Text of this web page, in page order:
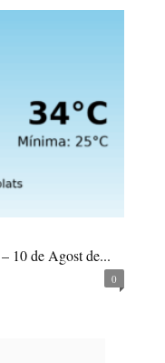
10 de Agost de...
0